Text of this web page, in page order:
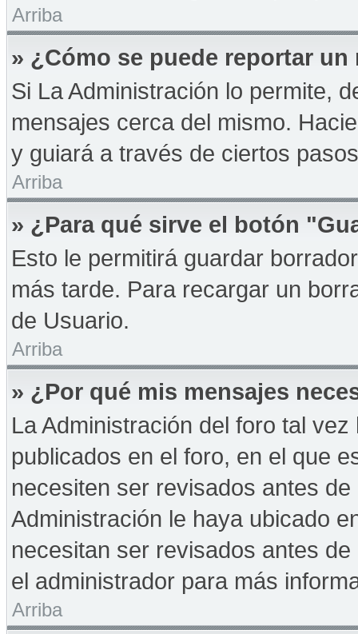
Arriba
» ¿Cómo se puede reportar
Si La Administración lo permite,
mensajes cerca del mismo.
y guiará a través de ciertos
Arriba
» ¿Para qué sirve el botón
Esto le permitirá guardar
más tarde. Para recargar un
de Usuario.
Arriba
» ¿Por qué mis mensajes
La Administración del foro tal
publicados en el foro, en el que
necesiten ser revisados antes
Administración le haya ubicado
necesitan ser revisados antes
el administrador para más
Arriba